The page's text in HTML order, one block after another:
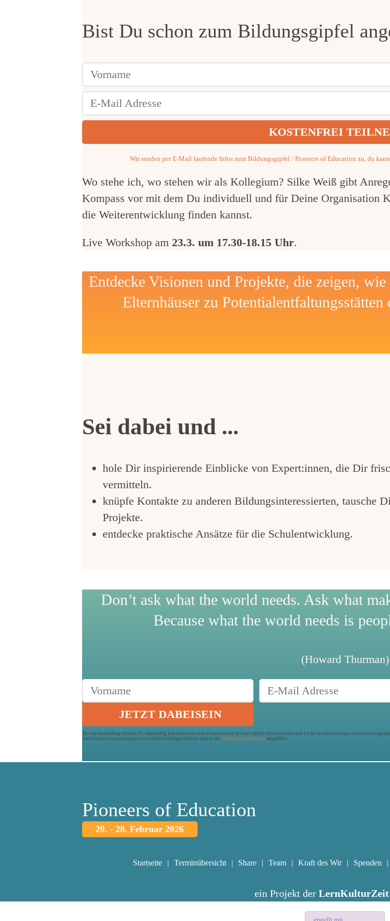
Bist Du schon zum Bildungsgipfel
Wir senden per E-Mail laufende Infos zum Bildungsgipfel / Pioneers of Education zu, du
Wo stehe ich, wo stehen wir als Kollegium? Silke Weiß gibt
Kompass vor mit dem Du individuell und für Deine Organisation
die Weiterentwicklung finden kannst.
Live Workshop am 23.3. um 17.30-18.15 Uhr.
Entdecke Visionen und Projekte, die zeigen,
Elternhäuser zu
Sei dabei und ...
hole Dir inspirierende Einblicke von Expert:innen, die Dir
vermitteln.
knüpfe Kontakte zu anderen Bildungsinteressierten, tausche
Projekte.
entdecke praktische Ansätze für die Schulentwicklung.
Don’t ask what the world needs. Ask what
Because what the world needs is
(Howard Thurman)
Mit der Anmeldung erhältst Du regelmäßig Informationen zum Kongress und ab Start täglich Informationen und Links zu den jeweiligen Interviews
statistischen Auswertungen sowie Abbestellmöglichkeiten sind in der Datenschutzerklärung ausgeführt.
Pioneers of Education
20. - 28. Februar 2026
Startseite Terminübersicht Share Team Kraft des Wir Spenden
ein Projekt der LernKulturZeit